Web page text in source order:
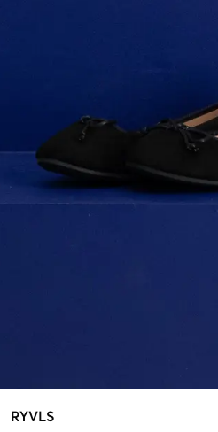
RYVLS